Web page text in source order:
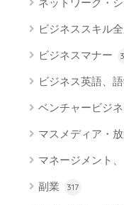
ネットワーク・
ビジネススキル
ビジネスマナー
ビジネス英語、
ベンチャービジ
マスメディア・
マネージメント
副業 317